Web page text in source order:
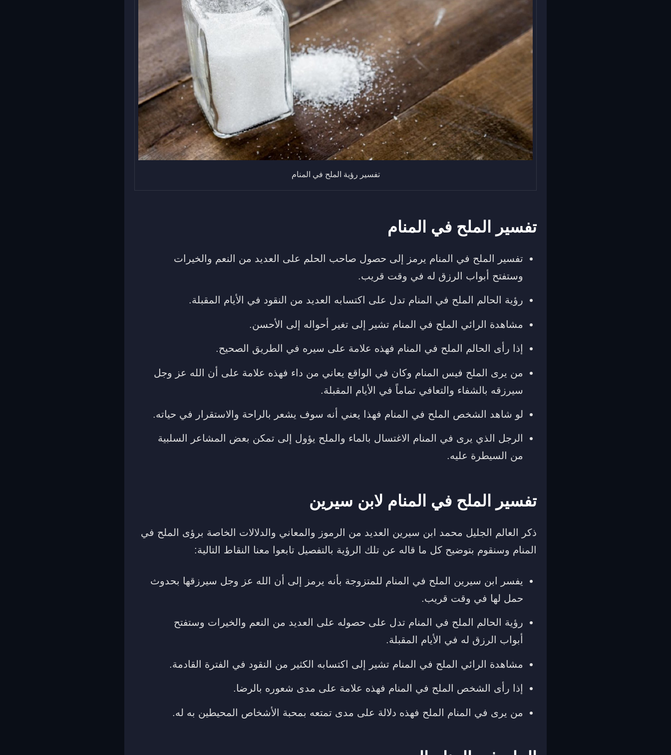
تفسير رؤية الملح في المنام
تفسير الملح في المنام
تفسير الملح في المنام يرمز إلى حصول صاحب الحلم على العديد من النعم والخيرات
وستفتح أبواب الرزق له في وقت قريب.
رؤية الحالم الملح في المنام تدل على اكتسابه العديد من النقود في الأيام المقبلة.
مشاهدة الرائي الملح في المنام تشير إلى تغير أحواله إلى الأحسن.
إذا رأى الحالم الملح في المنام فهذه علامة على سيره في الطريق الصحيح.
من يرى الملح فيس المنام وكان في الواقع يعاني من داء فهذه علامة على أن الله عز وجل
سيرزقه بالشفاء والتعافي تماماً في الأيام المقبلة.
لو شاهد الشخص الملح في المنام فهذا يعني أنه سوف يشعر بالراحة والاستقرار في حياته.
الرجل الذي يرى في المنام الاغتسال بالماء والملح يؤول إلى تمكن بعض المشاعر السلبية
من السيطرة عليه.
تفسير الملح في المنام لابن سيرين
ذكر العالم الجليل محمد ابن سيرين العديد من الرموز والمعاني والدلالات الخاصة برؤى الملح في
المنام وسنقوم بتوضيح كل ما قاله عن تلك الرؤية بالتفصيل تابعوا معنا النقاط التالية:
يفسر ابن سيرين الملح في المنام للمتزوجة بأنه يرمز إلى أن الله عز وجل سيرزقها بحدوث
حمل لها في وقت قريب.
رؤية الحالم الملح في المنام تدل على حصوله على العديد من النعم والخيرات وستفتح
أبواب الرزق له في الأيام المقبلة.
مشاهدة الرائي الملح في المنام تشير إلى اكتسابه الكثير من النقود في الفترة القادمة.
إذا رأى الشخص الملح في المنام فهذه علامة على مدى شعوره بالرضا.
من يرى في المنام الملح فهذه دلالة على مدى تمتعه بمحبة الأشخاص المحيطين به له.